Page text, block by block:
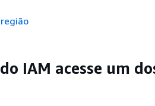
IAM acesse um